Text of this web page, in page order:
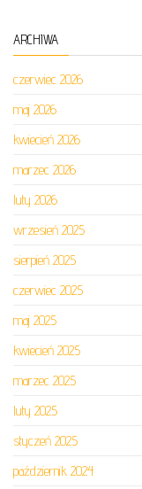
ARCHIWA
czerwiec 2026
maj 2026
kwiecień 2026
marzec 2026
luty 2026
wrzesień 2025
sierpień 2025
czerwiec 2025
maj 2025
kwiecień 2025
marzec 2025
luty 2025
styczeń 2025
październik 2024